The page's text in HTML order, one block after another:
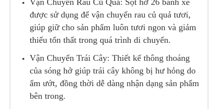
Vận Chuyển Rau Củ Quả: Sọt hở 26 bánh xe
được sử dụng để vận chuyển rau củ quả tươi,
giúp giữ cho sản phẩm luôn tươi ngon và giảm
thiểu tổn thất trong quá trình di chuyển.
Vận Chuyển Trái Cây: Thiết kế thông thoáng
của sóng hở giúp trái cây không bị hư hỏng do
ẩm ướt, đồng thời dễ dàng nhận dạng sản phẩm
bên trong.